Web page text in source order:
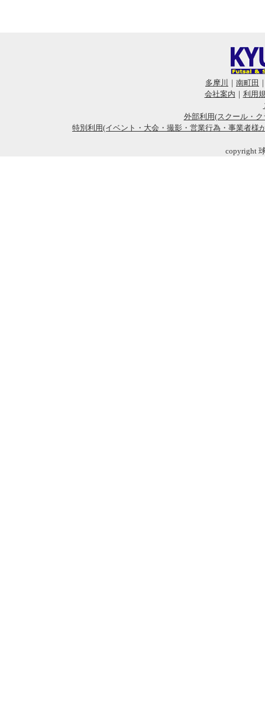
多摩川 ｜ 南町田
会社案内 ｜ 利用
外部利用(スクール・
特別利用(イベント・大会・撮影・営業行為・事業者様
copyright